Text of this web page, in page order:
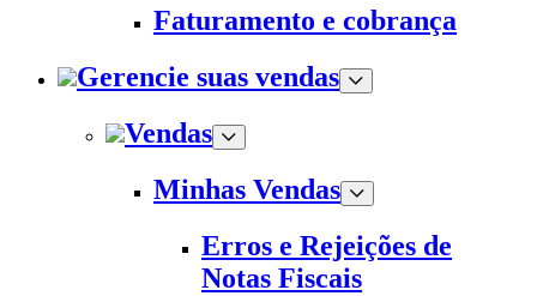
Faturamento e cobrança
Gerencie suas vendas
Vendas
Minhas Vendas
Erros e Rejeições de
Notas Fiscais